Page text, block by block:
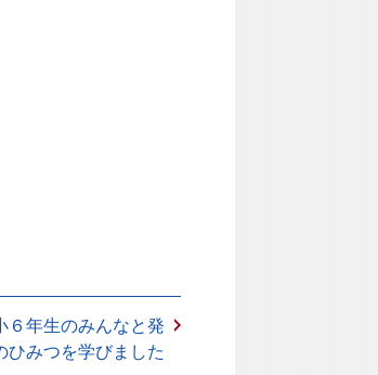
６年生のみんなと発
ひみつを学びました